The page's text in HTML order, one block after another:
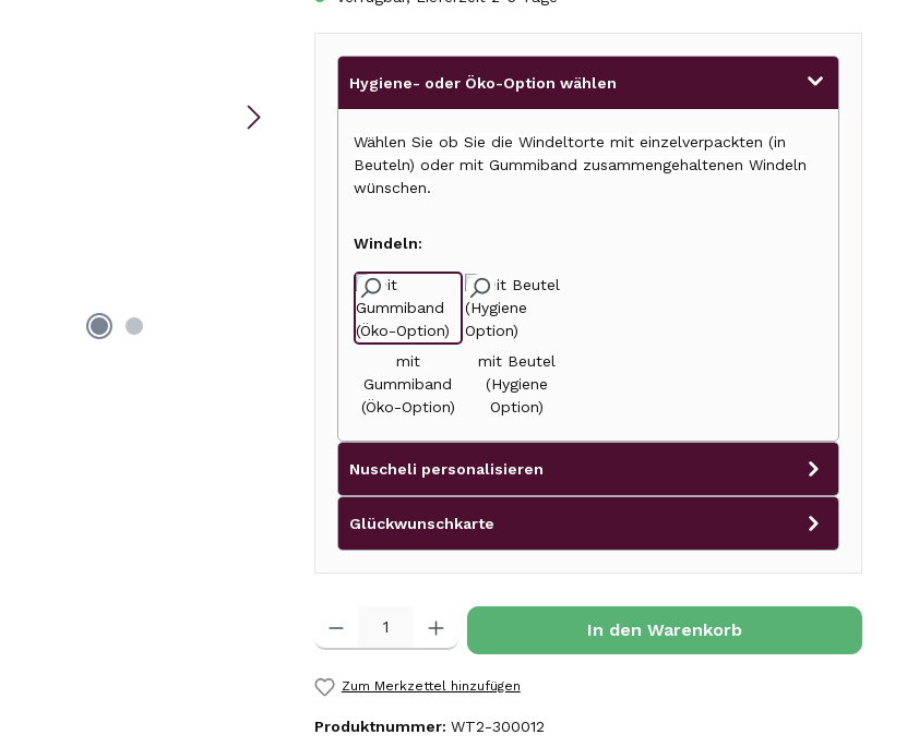
Hygiene- oder Öko-Option wählen
Wählen Sie ob Sie die Windeltorte mit einzelverpackten (in
Beuteln) oder mit Gummiband zusammengehaltenen Windeln
wünschen.
Windeln:
mit
Gummiband
(Öko-Option)
mit Beutel
(Hygiene
Option)
Nuscheli personalisieren
Glückwunschkarte
Produkt Anzahl: Gib den gewünschten Wert ein oder benutze die
In den Warenkorb
Zum Merkzettel hinzufügen
Produktnummer: WT2-300012